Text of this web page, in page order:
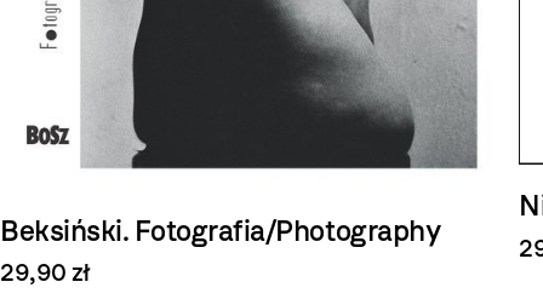
Beksiński. Fotografia/Photography
29,90 zł